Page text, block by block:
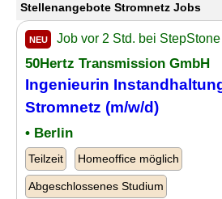
Stellenangebote Stromnetz Jobs
NEU Job vor 2 Std. bei
50Hertz Transmission GmbH
Ingenieurin
Stromnetz (m/w/d)
• Berlin
Teilzeit Homeoffice möglich
Abgeschlossenes Studium